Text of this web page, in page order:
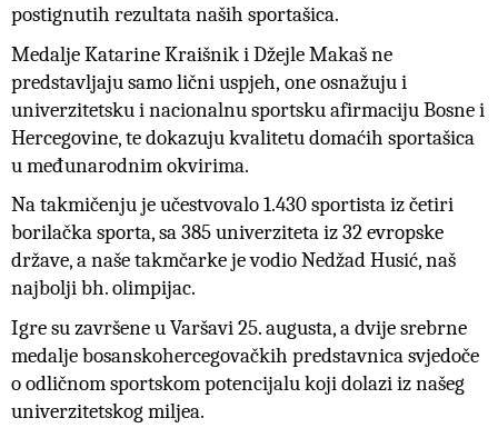
postignutih rezultata naših sportašica.
Medalje KatarineKraišniki Džejle Makaš ne
predstavljaju samo lični uspjeh, one osnažuju i
univerzitetsku i nacionalnu sportsku afirmaciju Bosne i
Hercegovine, te dokazuju kvalitetu domaćih sportašica
u međunarodnim okvirima.
Na takmičenju je učestvovalo 1.430 sportista iz četiri
borilačka sporta, sa 385 univerziteta iz 32 evropske
države,a naše takmčarke je vodio Nedžad Husić, naš
najbolji bh. olimpijac.
Igre su završene u Varšavi 25. augusta, a dvije srebrne
medalje bosanskohercegovačkih predstavnica svjedoče
o odličnom sportskom potencijalu koji dolazi iz našeg
univerzitetskog miljea.